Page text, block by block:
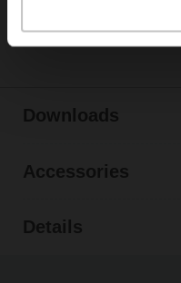
Downloads
Accessories
Details